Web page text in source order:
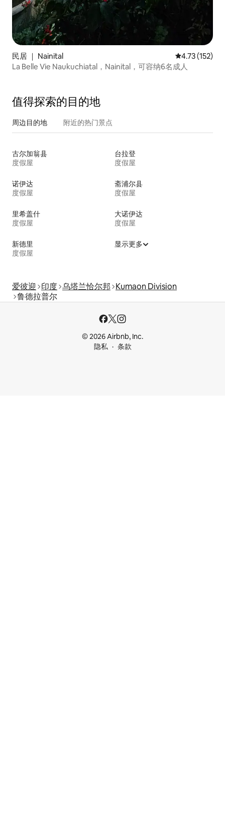
民居 ｜ Nainital 平均评分 4.73
4.73 (152)
La Belle Vie Naukuchiatal，Nainital，可容纳6名成人
值得探索的目的地
周边目的地 附近的热门景点
古尔加翁县
度假屋
台拉登
度假屋
诺伊达
度假屋
斋浦尔县
度假屋
里希盖什
度假屋
大诺伊达
度假屋
新德里
度假屋
显示更多
爱彼迎 印度 乌塔兰恰尔邦 Kumaon Division
鲁德拉普尔
© 2026 Airbnb, Inc.
隐私
条款